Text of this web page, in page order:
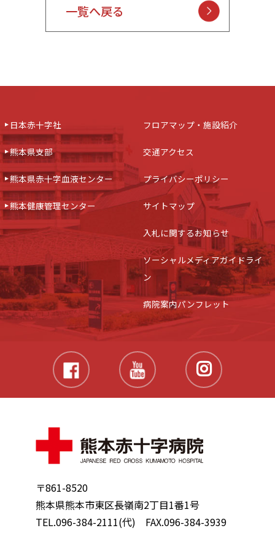
一覧へ戻る
〒861-8520
熊本県熊本市東区長嶺南2丁目1番1号
TEL.096-384-2111(代) FAX.096-384-3939
日本赤十字社
熊本県支部
熊本県赤十字血液センター
熊本健康管理センター
フロアマップ・施設紹介
交通アクセス
プライバシーポリシー
サイトマップ
入札に関するお知らせ
ソーシャルメディアガイドライ
ン
病院案内パンフレット